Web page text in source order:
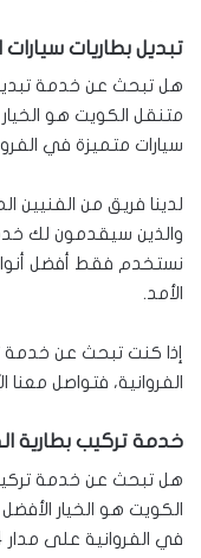
تبديل بطاريات سيارات
هل تبحث عن خدمة تبديل
متنقل الكويت هو
سيارات متميزة في الفروانية على مدار
لدينا فريق من
والذين سيقدمون لك
نستخدم فقط أفضل
الأمد.
إذا كنت تبحث عن خدمة
الفروانية، فتواصل
خدمة تركيب بطارية
هل تبحث عن خدمة
الكويت هو الخيار
في الفروانية على مدار 24 ساعة، وبأسعار منافسة.